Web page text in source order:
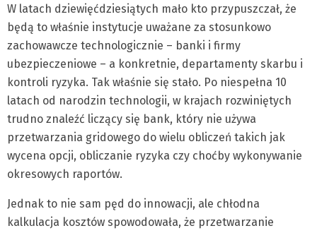
W latach dziewięćdziesiątych mało kto przypuszczał, że
będą to właśnie instytucje uważane za stosunkowo
zachowawcze technologicznie – banki i firmy
ubezpieczeniowe – a konkretnie, departamenty skarbu i
kontroli ryzyka. Tak właśnie się stało. Po niespełna 10
latach od narodzin technologii, w krajach rozwiniętych
trudno znaleźć liczący się bank, który nie używa
przetwarzania gridowego do wielu obliczeń takich jak
wycena opcji, obliczanie ryzyka czy choćby wykonywanie
okresowych raportów.
Jednak to nie sam pęd do innowacji, ale chłodna
kalkulacja kosztów spowodowała, że przetwarzanie